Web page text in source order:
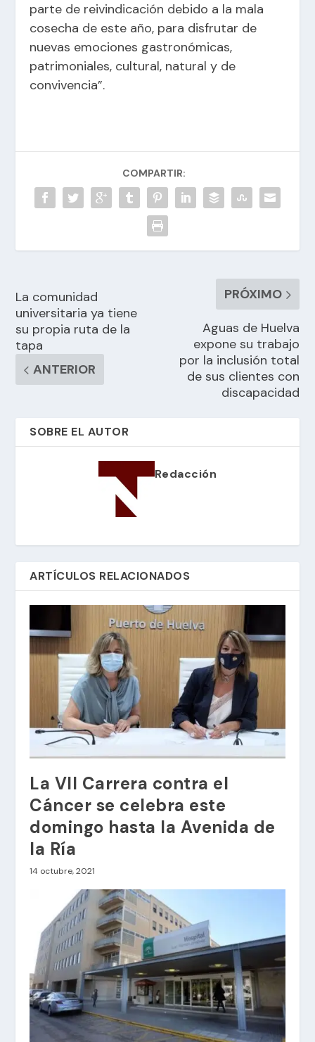
parte de reivindicación debido a la mala
cosecha de este año, para disfrutar de
nuevas emociones gastronómicas,
patrimoniales, cultural, natural y de
convivencia”.
COMPARTIR:
La comunidad
universitaria ya tiene
su propia ruta de la
tapa
ANTERIOR
PRÓXIMO
Aguas de Huelva
expone su trabajo
por la inclusión total
de sus clientes con
discapacidad
SOBRE EL AUTOR
Redacción
ARTÍCULOS RELACIONADOS
La VII Carrera contra el
Cáncer se celebra este
domingo hasta la Avenida de
la Ría
14 octubre, 2021